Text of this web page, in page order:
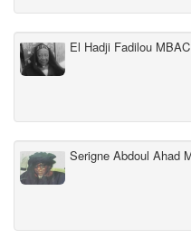
El Hadji Fadilou
Serigne Abdoul Ahad